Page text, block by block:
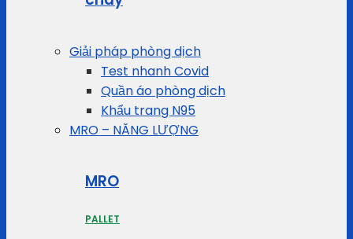
Giải pháp phòng dịch
Test nhanh Covid
Quần áo phòng dịch
Khẩu trang N95
MRO – NĂNG LƯỢNG
MRO
PALLET